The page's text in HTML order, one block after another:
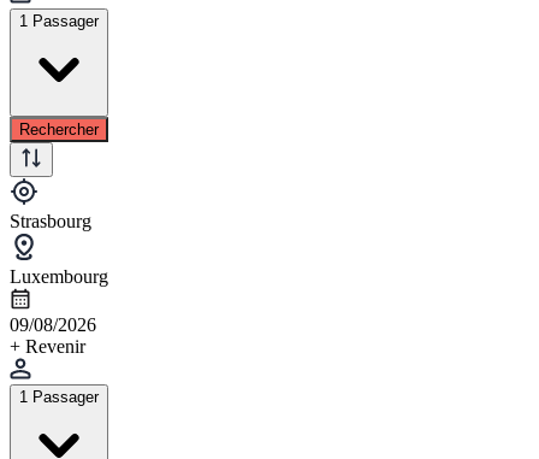
1 Passager
Rechercher
Strasbourg
Luxembourg
09/08/2026
+ Revenir
1 Passager